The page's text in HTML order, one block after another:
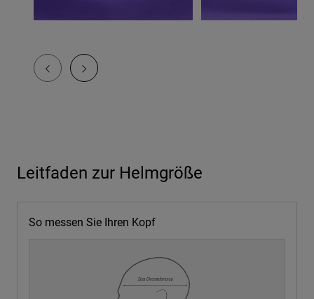
Leitfaden zur Helmgröße
So messen Sie Ihren Kopf